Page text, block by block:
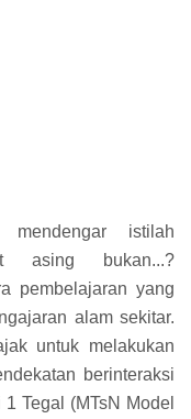
mendengar istilah
asing bukan...?
pembelajaran yang
alam sekitar.
untuk melakukan
berinteraksi
Tegal (MTsN Model